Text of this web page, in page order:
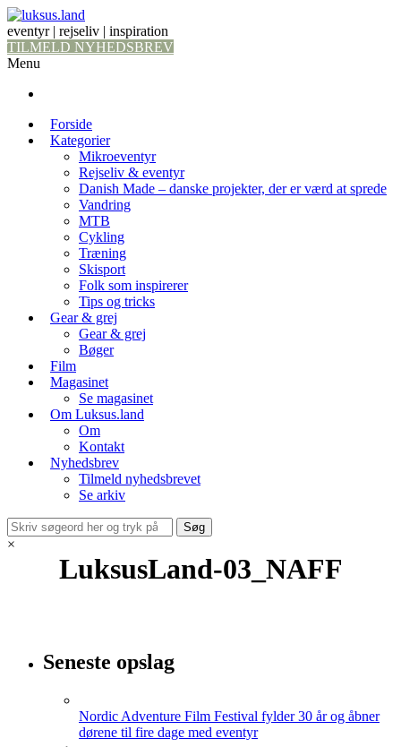
eventyr | rejseliv | inspiration
TILMELD NYHEDSBREV
Menu
Forside
Kategorier
Mikroeventyr
Rejseliv & eventyr
Danish Made – danske projekter, der er værd at sprede
Vandring
MTB
Cykling
Træning
Skisport
Folk som inspirerer
Tips og tricks
Gear & grej
Gear & grej
Bøger
Film
Magasinet
Se magasinet
Om Luksus.land
Om
Kontakt
Nyhedsbrev
Tilmeld nyhedsbrevet
Se arkiv
×
LuksusLand-03_NAFF
Seneste opslag
Nordic Adventure Film Festival fylder 30 år og åbner
dørene til fire dage med eventyr